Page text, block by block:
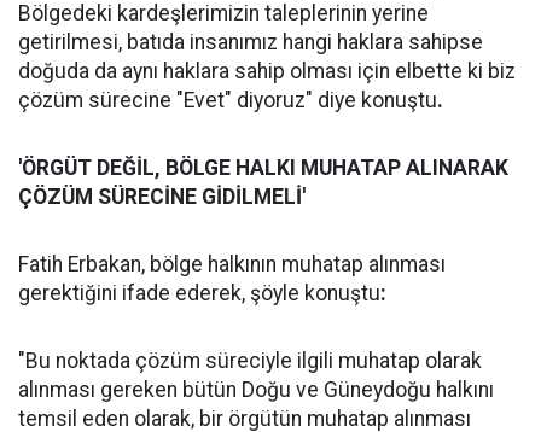
Bölgedeki kardeşlerimizin taleplerinin yerine
getirilmesi, batıda insanımız hangi haklara sahipse
doğuda da aynı haklara sahip olması için elbette ki biz
çözüm sürecine "Evet" diyoruz" diye konuştu.
'ÖRGÜT DEĞİL, BÖLGE HALKI MUHATAP ALINARAK
ÇÖZÜM SÜRECİNE GİDİLMELİ'
Fatih Erbakan, bölge halkının muhatap alınması
gerektiğini ifade ederek, şöyle konuştu:
"Bu noktada çözüm süreciyle ilgili muhatap olarak
alınması gereken bütün Doğu ve Güneydoğu halkını
temsil eden olarak, bir örgütün muhatap alınması